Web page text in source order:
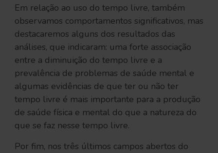
Em relação ao uso do tempo livre, também
observamos comportamentos significativos, mas
destacaremos alguns dos resultados das
análises, que indicaram: uma forte associação
entre a diminuição do tempo livre e a
prevalência de problemas de saúde mental e
algumas evidências de que ter ou não ter
tempo livre é mais importante para a produção
de saúde física e mental do que a natureza do
que se faz nesse tempo livre.
Por fim, nos três últimos campos abertos do